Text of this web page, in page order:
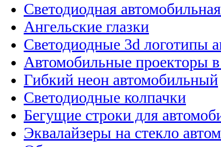
Светодиодная
Ангельские глазки
Светодиодные 3d логотипы
Автомобильные проекторы
Гибкий неон автомобильный
Светодиодные колпачки
Бегущие строки для
Эквалайзеры на стекло